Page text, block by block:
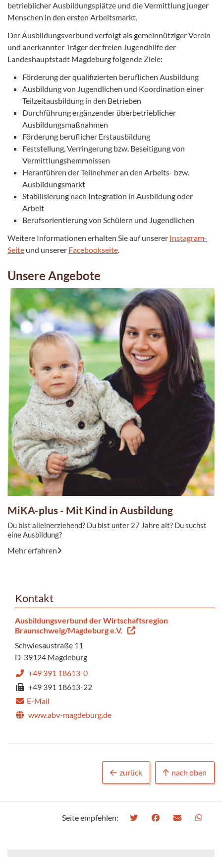
betrieblicher Ausbildungsplätze und die Vermittlung junger
Menschen in den ersten Arbeitsmarkt.
Der Ausbildungsverbund verfolgt als gemeinnütziger Verein
und anerkannter Träger der freien Jugendhilfe der
Landeshauptstadt Magdeburg folgende Ziele:
Förderung der qualifizierten beruflichen Ausbildung
Ausbildung von Jugendlichen und Koordination einer
Teilzeitausbildung in den Betrieben
Durchführung ergänzender überbetrieblicher
Ausbildungsmaßnahmen
Förderung beruflicher Erstausbildung
Feststellung, Verringerung bzw. Beseitigung von
Vermittlungshemmnissen
Heranführen der Teilnehmer an den Arbeits- bzw.
Ausbildungsmarkt
Stabilisierung nach Integration in Ausbildung oder
Arbeit
Berufsorientierung von Schülern und Jugendlichen
Weitere Informationen erhalten Sie auf unserer Instagram-
Seite und unserer Facebookseite.
Unsere Angebote
MiKA-plus - Mit Kind in Ausbildung
Du bist alleinerziehend? Du bist unter 27 Jahre alt? Du suchst
eine Ausbildung?
Mehr erfahren
Kontakt
Ausbildungsverbund der Wirtschaftsregion
Braunschweig/Magdeburg e.V.
Schwiesaustraße 11
D-39124 Magdeburg
+49 391 18613-0
+49 391 18613-22
E-Mail
www.abv-magdeburg.de
zurück nach oben
Seite empfehlen: